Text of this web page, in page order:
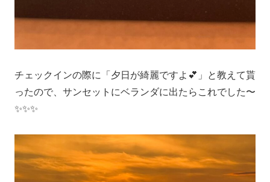
チェックインの際に「夕日が綺麗ですよ💕」と教えて貰
ったので、サンセットにベランダに出たらこれでした〜
✨✨✨